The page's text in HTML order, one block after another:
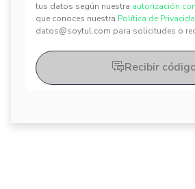
tus datos según nuestra autorización
que conoces nuestra Política de
datos@soytul.com para solicitudes o
Recibir